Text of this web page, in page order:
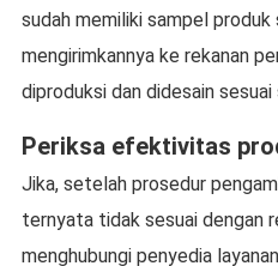
sudah memiliki sampel produk
mengirimkannya ke rekanan
diproduksi dan didesain
Periksa efektivitas
Jika, setelah prosedur
ternyata tidak sesuai dengan
menghubungi penyedia